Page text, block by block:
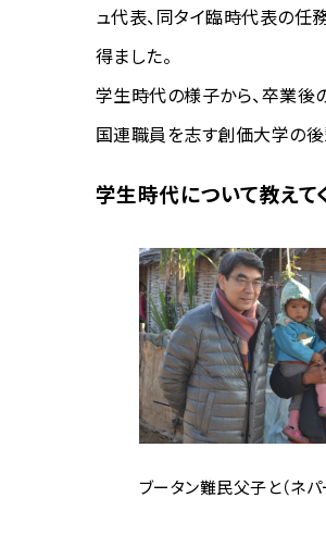
ュ代表、同タイ臨時代表の任
得ました。
学生時代の様子から、卒業後
国連職員を志す創価大学の
学生時代について教えて
ブータン難民父子と（ネ